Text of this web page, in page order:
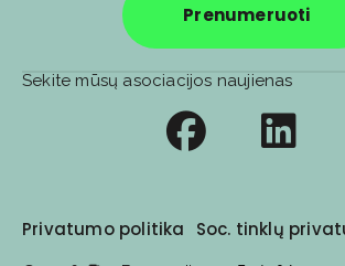
Prenumeruoti
Privatumo politika Soc. tinklų
Sekite mūsų asociacijos naujienas